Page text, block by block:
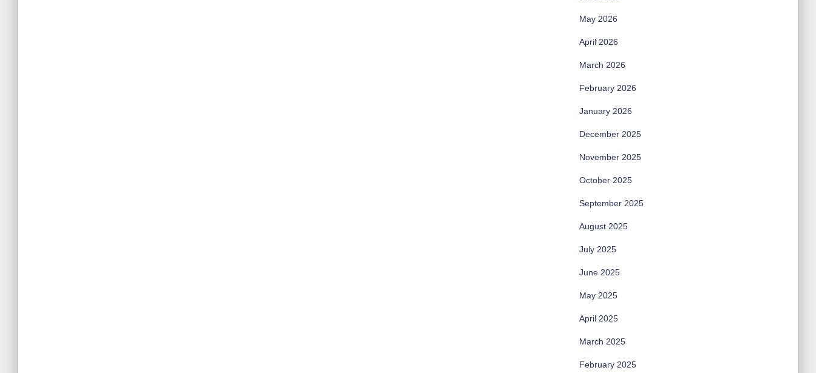
May 2026
April 2026
March 2026
February 2026
January 2026
December 2025
November 2025
October 2025
September 2025
August 2025
July 2025
June 2025
May 2025
April 2025
March 2025
February 2025